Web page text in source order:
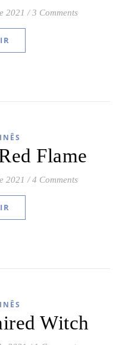
2021 / 3 Comments
Flame
2021 / 4 Comments
Witch